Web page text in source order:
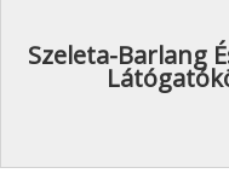
Szeleta-Barlang